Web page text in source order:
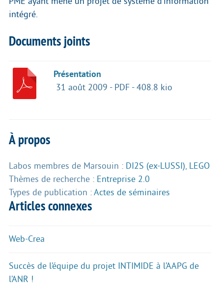
intégré.
Documents joints
Présentation
31 août 2009 - PDF - 408.8 kio
À propos
Labos membres de Marsouin : DI2S (ex-LUSSI) LEGO
Thèmes de recherche : Entreprise 2.0
Types de publication : Actes de séminaires
Articles connexes
Web-Crea
Succès de l’équipe du projet INTIMIDE à l’AAPG de
l’ANR !